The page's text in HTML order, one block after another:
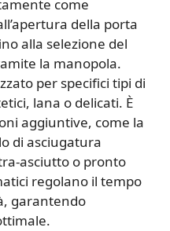
come
della porta
alla selezione del
la manopola.
per specifici tipi di
lana o delicati. È
aggiuntive, come la
di asciugatura
asciutto o pronto
regolano il tempo
garantendo